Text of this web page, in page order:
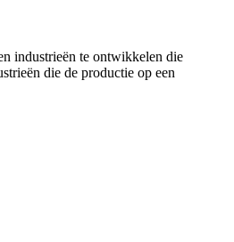
industrieën te ontwikkelen die
die de productie op een